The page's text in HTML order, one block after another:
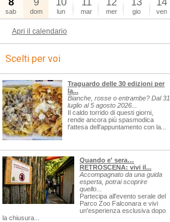
sab dom lun mar mer gio ven
Apri il calendario
Scelti per voi
Traguardo delle 30 edizioni per
la...
Bianche, rosse o entrambe? Dal 31
luglio al 5 agosto 2026...
Il caldo torrido di questi giorni,
rende ancora più spasmodica
l'attesa dell'appuntamento con la...
Quando e' sera…
RETROSCENA: vivi il...
Accompagnato da una guida
esperta, potrai scoprire
quello...
Partecipa all'evento serale del
Parco Zoo Falconara e vivi
un'esperienza esclusiva dopo
la chiusura...